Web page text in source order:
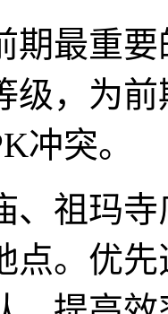
期最重
级，为
冲突。
、祖玛
点。优